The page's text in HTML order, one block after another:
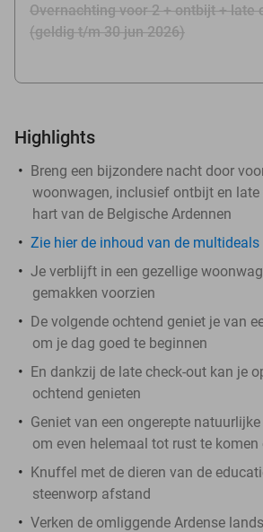
Overnachting voor 2 + ontbijt + late
(geldig t/m 30 jun 2026)
Highlights
Breng een bijzondere nacht door
woonwagen, inclusief ontbijt en late
hart van de Belgische Ardennen
Zie hier de inhoud van de multideals
Je verblijft in een gezellige
gemakken voorzien
De volgende ochtend geniet je van
om je dag goed te beginnen
En dankzij de late check-out kan je
ochtend genieten
Geniet van een ongerepte
om even helemaal tot rust te
Knuffel met de dieren van de
steenworp afstand
Verken de omliggende Ardense